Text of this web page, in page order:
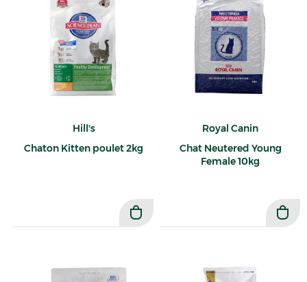
Hill's
Chaton Kitten poulet 2kg
Royal Canin
Chat Neutered Young
Female 10kg